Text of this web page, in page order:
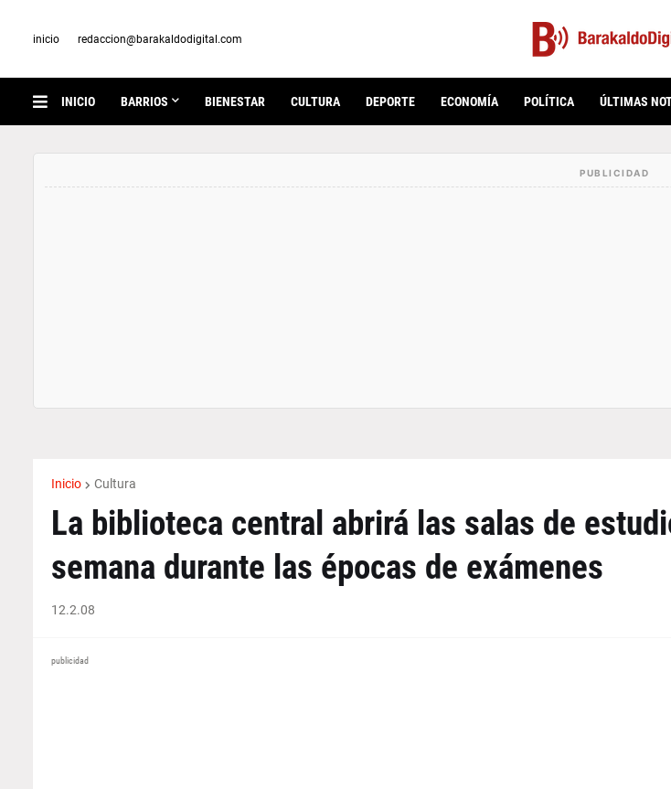
inicio redaccion@barakaldodigital.com
INICIO BARRIOS BIENESTAR CULTURA DEPORTE ECONOMÍA POLÍTICA ÚLTIMAS
Inicio Cultura
La biblioteca central abrirá las salas de
semana durante las épocas de exámenes
12.2.08
publicidad